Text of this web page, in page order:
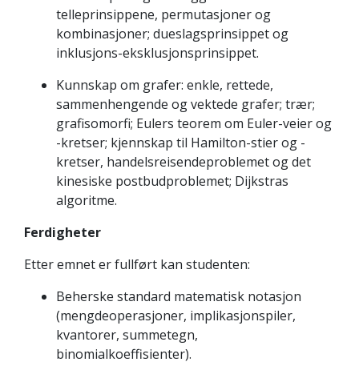
telleprinsippene, permutasjoner og
kombinasjoner; dueslagsprinsippet og
inklusjons-eksklusjonsprinsippet.
Kunnskap om grafer: enkle, rettede,
sammenhengende og vektede grafer; trær;
grafisomorfi; Eulers teorem om Euler-veier og
-kretser; kjennskap til Hamilton-stier og -
kretser, handelsreisendeproblemet og det
kinesiske postbudproblemet; Dijkstras
algoritme.
Ferdigheter
Etter emnet er fullført kan studenten:
Beherske standard matematisk notasjon
(mengdeoperasjoner, implikasjonspiler,
kvantorer, summetegn,
binomialkoeffisienter).